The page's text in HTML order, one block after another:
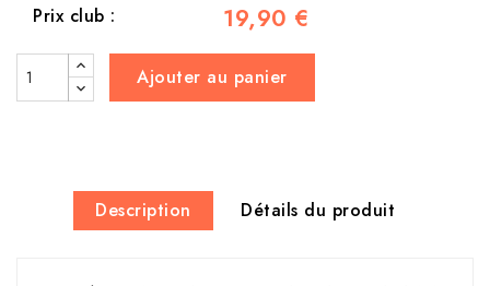
Prix club :
19,90 €
Ajouter au panier
Description Détails du produit